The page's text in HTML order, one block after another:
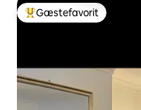
Bedste gæstefavorit
Gæstefavorit